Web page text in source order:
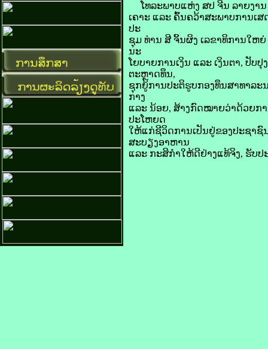
ໂທລະພາບ​ແຫ່ງ ​ສປ ຈີນ ລາຍ​ງານ
ເຄາະ ແລະ ຄົ້ນຄວ້າ​ສະພາບ​ການ​ເ
ປະ
ຊຸມ ທ່ານ​ ສີ​ ຈິ້ນ​ຜິງ ເລຂາທິການ​ໃຫ
ນະ
ໂຍບາຍ​ການ​ເງິນ ແລະ ເງິນຕາ, ປັ
ຕະຫຼາດ​ທຶນ,
ຊຸກຍູ້​ການ​ປະຕິ​ຮູບ​ກອງ​ທຶນ​ສາທາລະ
ກາງ
ແລະ ນ້ອຍ, ສ້າງ​ກົດໝາຍ​ວ່າ​ດ້ວຍ​ກ
ປະໂຫຍດ
ໃຫ້​ແກ່​ຊີວິດ​ການ​ເປັນ​ຢູ່​ຂອງ​ປະຊາຊົ
ສະບຽງອາຫານ
ແລະ ກະສິກຳ​ໃຫ້​ດີ​ຢ່າງ​ແທ້​ຈິງ, ຮັບ